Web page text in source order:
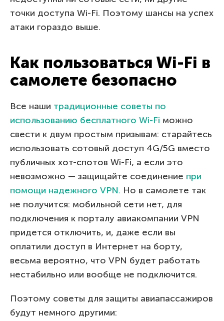
точки доступа Wi-Fi. Поэтому шансы на успех
атаки гораздо выше.
Как пользоваться Wi-Fi в
самолете безопасно
Все наши традиционные советы по
использованию бесплатного Wi-Fi можно
свести к двум простым призывам: старайтесь
использовать сотовый доступ 4G/5G вместо
публичных хот-спотов Wi-Fi, а если это
невозможно — защищайте соединение при
помощи надежного VPN. Но в самолете так
не получится: мобильной сети нет, для
подключения к порталу авиакомпании VPN
придется отключить, и, даже если вы
оплатили доступ в Интернет на борту,
весьма вероятно, что VPN будет работать
нестабильно или вообще не подключится.
Поэтому советы для защиты авиапассажиров
будут немного другими: